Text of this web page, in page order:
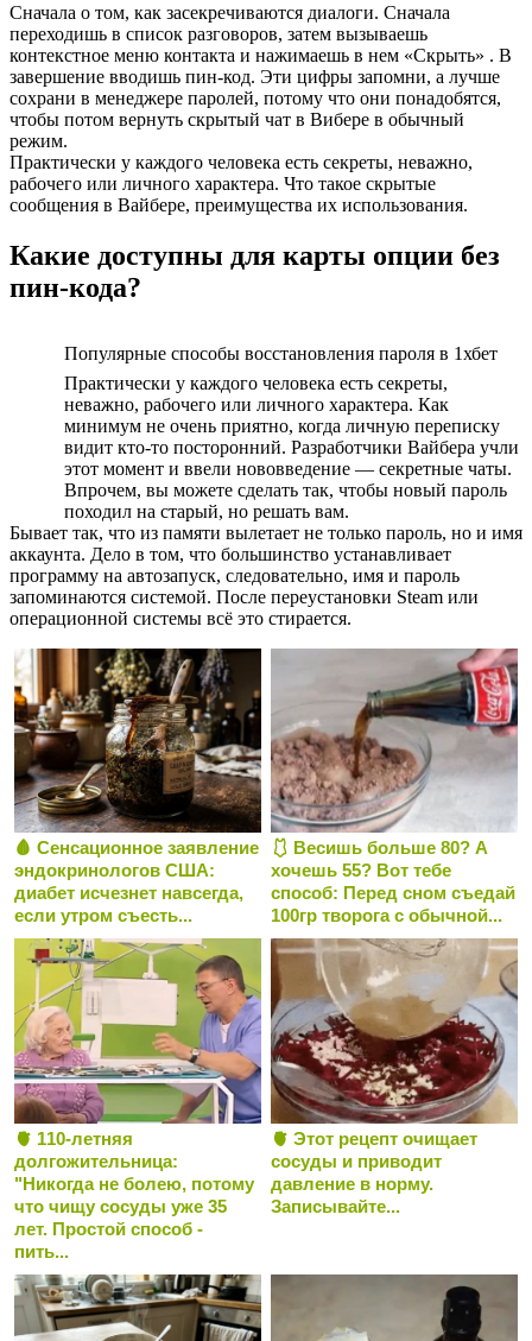
Сначала о том, как засекречиваются диалоги. Сначала
переходишь в список разговоров, затем вызываешь
контекстное меню контакта и нажимаешь в нем «Скрыть» . В
завершение вводишь пин-код. Эти цифры запомни, а лучше
сохрани в менеджере паролей, потому что они понадобятся,
чтобы потом вернуть скрытый чат в Вибере в обычный
режим.
Практически у каждого человека есть секреты, неважно,
рабочего или личного характера. Что такое скрытые
сообщения в Вайбере, преимущества их использования.
Какие доступны для карты опции без
пин-кода?
Популярные способы восстановления пароля в 1хбет
Практически у каждого человека есть секреты,
неважно, рабочего или личного характера. Как
минимум не очень приятно, когда личную переписку
видит кто-то посторонний. Разработчики Вайбера учли
этот момент и ввели нововведение — секретные чаты.
Впрочем, вы можете сделать так, чтобы новый пароль
походил на старый, но решать вам.
Бывает так, что из памяти вылетает не только пароль, но и имя
аккаунта. Дело в том, что большинство устанавливает
программу на автозапуск, следовательно, имя и пароль
запоминаются системой. После переустановки Steam или
операционной системы всё это стирается.
🩸 Сенсационное заявление
эндокринологов США:
диабет исчезнет навсегда,
если утром съесть...
🩱 Весишь больше 80? А
хочешь 55? Вот тебе
способ: Перед сном съедай
100гр творога с обычной...
🫀 110-летняя
долгожительница:
"Никогда не болею, потому
что чищу сосуды уже 35
лет. Простой способ -
пить...
🫀 Этот рецепт очищает
сосуды и приводит
давление в норму.
Записывайте...